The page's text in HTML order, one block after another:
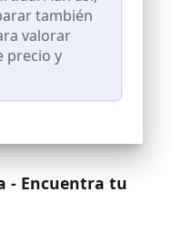
Y CONTROL
remoto
para capturar
sin tocar el
en
la necesidad de
en vertical u
Nuestro
ángulos
también
valorar
precio y
- Encuentra tu